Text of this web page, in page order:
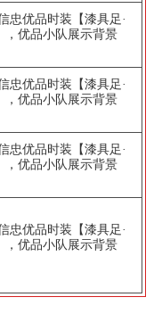
忠优品时装【漆具足·
，优品小队展示背景
忠优品时装【漆具足·
，优品小队展示背景
忠优品时装【漆具足·
，优品小队展示背景
忠优品时装【漆具足·
，优品小队展示背景